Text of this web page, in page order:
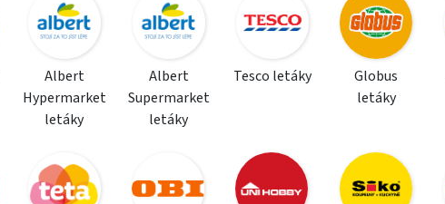
Albert
Hypermarket
letáky
Albert
Supermarket
letáky
Tesco letáky
Globus
letáky